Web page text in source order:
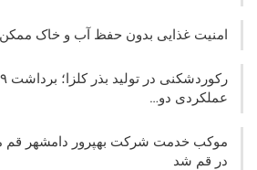
امنیت غذایی بدون حفظ آب و خاک
عملکردی دو…
موکب خدمت شرکت بهپرور دامشهر قم
در قم شد